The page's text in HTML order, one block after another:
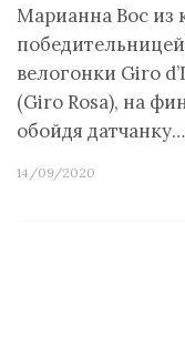
Марианна Вос из
велогонки Giro
(Giro Rosa), на
обойдя датчанку…
14/09/2020